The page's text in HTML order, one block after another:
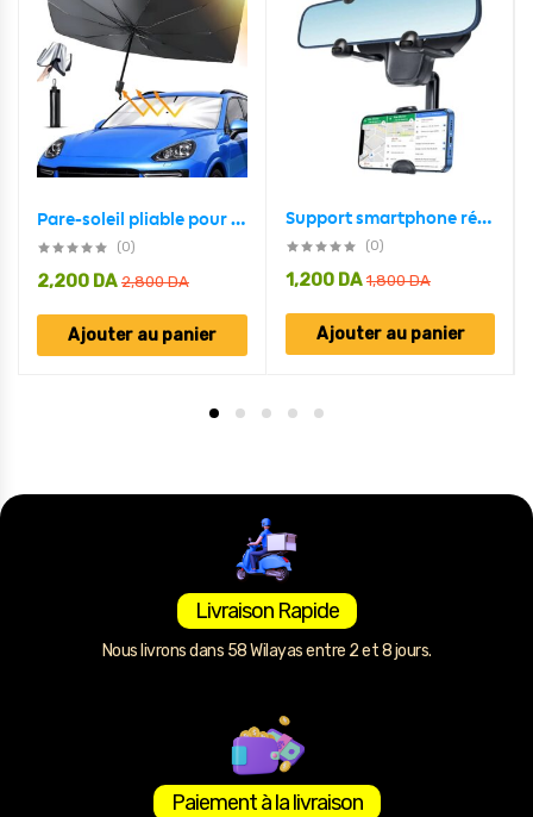
Pare-soleil pliable pour voiture protection solaire bloc UV
(0)
2,800DA
2,200 DA
Ajouter au panier
Support smartphone réglable pour rétroviseur de voiture 360 degrés
(0)
1,800DA
1,200 DA
Ajouter au panier
Livraison Rapide
Nous livrons dans 58 Wilayas entre 2 et 8 jours.
Paiement à la livraison